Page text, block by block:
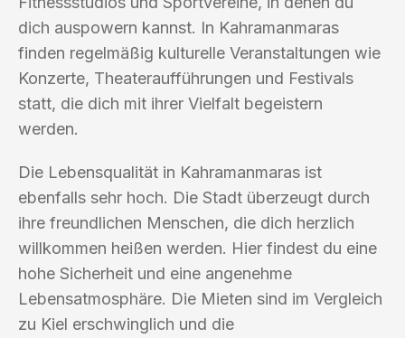
dich auspowern kannst. In Kahramanmaras
finden regelmäßig kulturelle Veranstaltungen wie
Konzerte, Theateraufführungen und Festivals
statt, die dich mit ihrer Vielfalt begeistern
werden.
Die Lebensqualität in Kahramanmaras ist
ebenfalls sehr hoch. Die Stadt überzeugt durch
ihre freundlichen Menschen, die dich herzlich
willkommen heißen werden. Hier findest du eine
hohe Sicherheit und eine angenehme
Lebensatmosphäre. Die Mieten sind im Vergleich
zu Kiel erschwinglich und die